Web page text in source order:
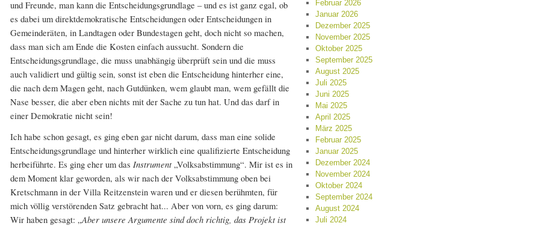
und Freunde, man kann die Entscheidungsgrundlage – und es ist ganz egal, ob
es dabei um direktdemokratische Entscheidungen oder Entscheidungen in
Gemeinderäten, in Landtagen oder Bundestagen geht, doch nicht so machen,
dass man sich am Ende die Kosten einfach aussucht. Sondern die
Entscheidungsgrundlage, die muss unabhängig überprüft sein und die muss
auch validiert und gültig sein, sonst ist eben die Entscheidung hinterher eine,
die nach dem Magen geht, nach Gutdünken, wem glaubt man, wem gefällt die
Nase besser, die aber eben nichts mit der Sache zu tun hat. Und das darf in
einer Demokratie nicht sein!
Ich habe schon gesagt, es ging eben gar nicht darum, dass man eine solide
Entscheidungsgrundlage und hinterher wirklich eine qualifizierte Entscheidung
herbeiführte. Es ging eher um das Instrument„Volksabstimmung“. Mir ist es in
dem Moment klar geworden, als wir nach der Volksabstimmung oben bei
Kretschmann in der Villa Reitzenstein waren und er diesen berühmten, für
mich völlig verstörenden Satz gebracht hat... Aber von vorn, es ging darum:
Wir haben gesagt: „Aber unsere Argumente sind doch richtig, das Projekt ist
Februar 2026
Januar 2026
Dezember 2025
November 2025
Oktober 2025
September 2025
August 2025
Juli 2025
Juni 2025
Mai 2025
April 2025
März 2025
Februar 2025
Januar 2025
Dezember 2024
November 2024
Oktober 2024
September 2024
August 2024
Juli 2024